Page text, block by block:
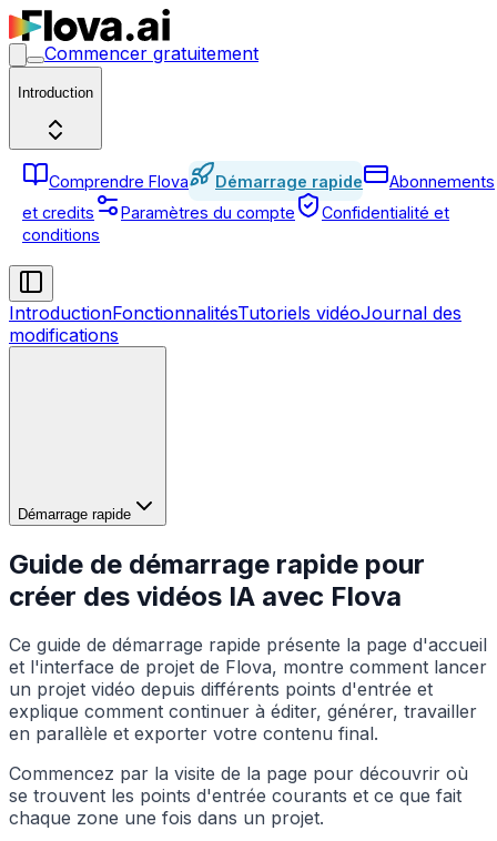
Commencer gratuitement
Introduction
Comprendre Flova Démarrage rapide
Abonnements
et credits
Paramètres du compte
Confidentialité et
conditions
IntroductionFonctionnalitésTutoriels vidéoJournal des
modifications
Démarrage rapide
Guide de démarrage rapide pour
créer des vidéos IA avec Flova
Ce guide de démarrage rapide présente la page d'accueil
et l'interface de projet de Flova, montre comment lancer
un projet vidéo depuis différents points d'entrée et
explique comment continuer à éditer, générer, travailler
en parallèle et exporter votre contenu final.
Commencez par la visite de la page pour découvrir où
se trouvent les points d'entrée courants et ce que fait
chaque zone une fois dans un projet.